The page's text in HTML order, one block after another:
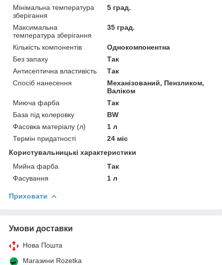
Мінімальна температура
зберігання
5 град.
Максимальна
температура зберігання
35 град.
Кількість компонентів
Однокомпонентна
Без запаху
Так
Антисептична властивість
Так
Спосіб нанесення
Механізований, Пензликом,
Валіком
Миюча фарба
Так
База під колеровку
BW
Фасовка матеріалу (л)
1 л
Термін придатності
24 міс
Користувальницькі характеристики
Мийна фарба
Так
Фасування
1 л
Приховати
Умови доставки
Нова Пошта
Магазини Rozetka